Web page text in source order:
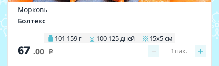
Морковь
Болтекс
101-159 г 100-125 дней 15х5 см
67 .00 i − +
1 пак.